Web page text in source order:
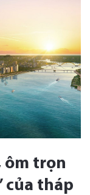
ôm trọn
của tháp